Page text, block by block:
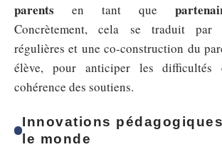
parents en tant que
Concrètement, cela se traduit par
régulières et une co-construction du
élève, pour anticiper les
cohérence des soutiens.
Innovations
le monde